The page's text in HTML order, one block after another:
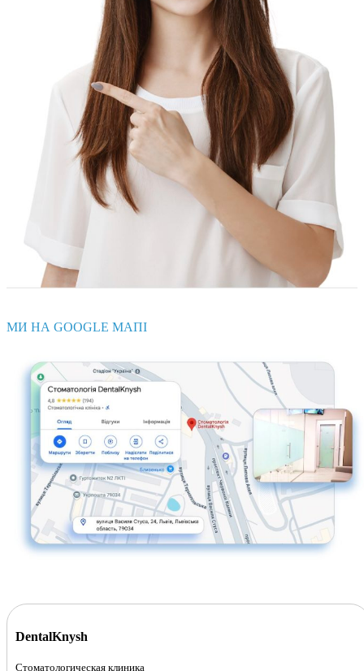
МИ НА GOOGLE МАПІ
DentalKnysh
Стоматологическая клиника